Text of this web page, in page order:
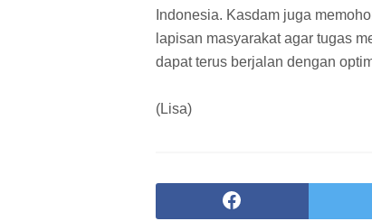
Indonesia. Kasdam juga
lapisan masyarakat agar tugas
dapat terus berjalan dengan
(Lisa)